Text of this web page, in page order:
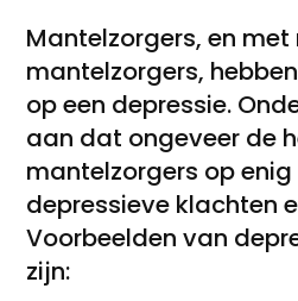
Mantelzorgers, en
mantelzorgers,
op een depressie.
aan dat ongeveer de
mantelzorgers op
depressieve klachten
Voorbeelden van
zijn: